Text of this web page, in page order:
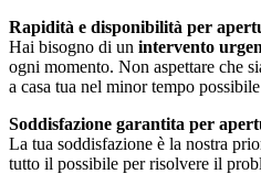
Rapidità e disponibilità per
Hai bisogno di un intervento
ogni momento. Non aspettare che
a casa tua nel minor tempo
Soddisfazione garantita per
La tua soddisfazione è la nostra
tutto il possibile per risolvere il